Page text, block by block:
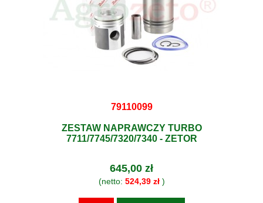
79110099
ZESTAW NAPRAWCZY TURBO
7711/7745/7320/7340 - ZETOR
645,00 zł
(netto: 524,39 zł)